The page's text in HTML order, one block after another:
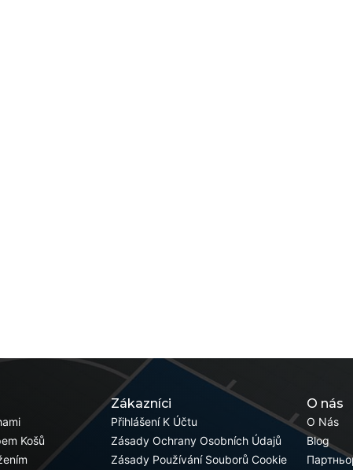
Košů
Zákazníci
Přihlášení K Účtu
Zásady Ochrany Osobních Údajů
Zásady Používání Souborů Cookie
O nás
O Nás
Blog